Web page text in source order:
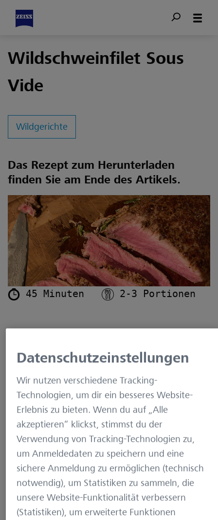
Wildschweinfilet Sous
Vide
Wildgerichte
Das Rezept zum Herunterladen
finden Sie am Ende des Artikels.
45 Minuten 2-3 Portionen
Mette Karin Petersen
Beachten! Für dieses Rezept benötigen Sie
ein Sous Vide und Vakuumbeutel.Sous Vide
ist auch als Langzeitkochen bei niedrigen
Temperaturen bekannt. Bei dieser Technik wird
das Fleisch in einem Vakuumbeutel versiegelt, in
Wasser getaucht und lange Zeit bei einer genau
kontrollierten und niedrigen Temperatur gegart.
Dies schafft intensive Aromen.
Zutaten
Datenschutzeinstellungen
Wir nutzen verschiedene Tracking-
Technologien, um dir ein besseres Website-
Erlebnis zu bieten. Wenn du auf „Alle
akzeptieren“ klickst, stimmst du der
Verwendung von Tracking-Technologien zu,
um Anmeldedaten zu speichern und eine
sichere Anmeldung zu ermöglichen (technisch
notwendig), um Statistiken zu sammeln, die
unsere Website-Funktionalität verbessern
(Statistiken), um erweiterte Funktionen